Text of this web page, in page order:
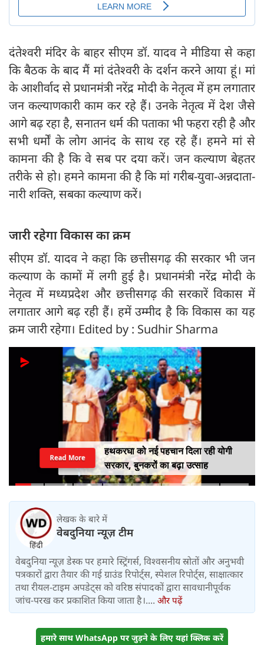
दंतेश्वरी मंदिर के बाहर सीएम डॉ. यादव ने मीडिया से कहा
कि बैठक के बाद मैं मां दंतेश्वरी के दर्शन करने आया हूं। मां
के आशीर्वाद से प्रधानमंत्री नरेंद्र मोदी के नेतृत्व में हम लगातार
जन कल्याणकारी काम कर रहे हैं। उनके नेतृत्व में देश जैसे
आगे बढ़ रहा है, सनातन धर्म की पताका भी फहरा रही है और
सभी धर्मों के लोग आनंद के साथ रह रहे हैं। हमने मां से
कामना की है कि वे सब पर दया करें। जन कल्याण बेहतर
तरीके से हो। हमने कामना की है कि मां गरीब-युवा-अन्नदाता-
नारी शक्ति, सबका कल्याण करें।
जारी रहेगा विकास का क्रम
सीएम डॉ. यादव ने कहा कि छत्तीसगढ़ की सरकार भी जन
कल्याण के कामों में लगी हुई है। प्रधानमंत्री नरेंद्र मोदी के
नेतृत्व में मध्यप्रदेश और छत्तीसगढ़ की सरकारें विकास में
लगातार आगे बढ़ रही हैं। हमें उम्मीद है कि विकास का यह
क्रम जारी रहेगा। Edited by : Sudhir Sharma
हथकरघा को नई पहचान दिला रही योगी
सरकार, बुनकरों का बढ़ा उत्साह
Read More
लेखक के बारे में
वेबदुनिया न्यूज़ टीम
वेबदुनिया न्यूज़ डेस्क पर हमारे स्ट्रिंगर्स, विश्वसनीय स्रोतों और अनुभवी
पत्रकारों द्वारा तैयार की गई ग्राउंड रिपोर्ट्स, स्पेशल रिपोर्ट्स, साक्षात्कार
तथा रीयल-टाइम अपडेट्स को वरिष्ठ संपादकों द्वारा सावधानीपूर्वक
जांच-परख कर प्रकाशित किया जाता है।.... और पढ़ें
हमारे साथ WhatsApp पर जुड़ने के लिए यहां क्लिक करें